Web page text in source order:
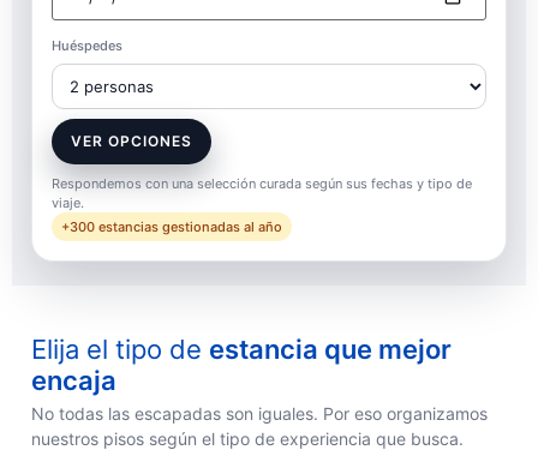
Huéspedes
VER OPCIONES
Respondemos con una selección curada según sus fechas y tipo de
viaje.
+300 estancias gestionadas al año
Elija el tipo de estancia que mejor
encaja
No todas las escapadas son iguales. Por eso organizamos
nuestros pisos según el tipo de experiencia que busca.